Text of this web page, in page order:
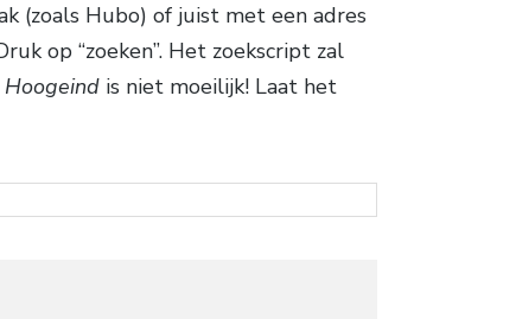
(zoals Hubo) of juist met een adres
op “zoeken”. Het zoekscript zal
is niet moeilijk! Laat het